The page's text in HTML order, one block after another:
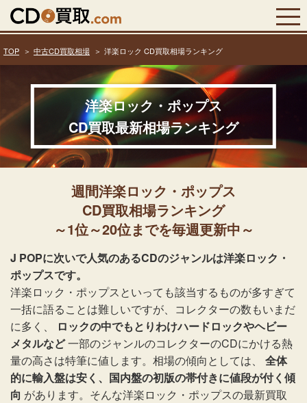
TOP 中古CD買取相場 洋楽ロック CD買取相場ランキング
洋楽ロック・ポップス
CD買取最新相場ランキング
週間洋楽ロック・ポップス
CD買取相場ランキング
～1位～20位までを毎週更新中～
J POPに次いで人気のあるCDのジャンルは洋楽ロック・
ポップスです。
洋楽ロック・ポップスといっても該当するものが多すぎて
一括に語ることは難しいですが、コレクターの数もいまだ
に多く、
ロックの中でもとりわけハードロックやヘビー
メタルなど一部のジャンルのコレクターのCDにかける熱
量の高さは特筆に値します。相場の傾向としては、
全体
的に輸入盤は安く、国内盤の初版の帯付きに値段が付く傾
向 があります。そんな洋楽ロック・ポップスの最新買取